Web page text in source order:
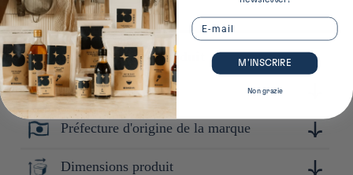
Plus de détails sur ce produit
Composition
porcelainePréfecture d'origine de la marque
Tokyo
Dimensions produit
Email
M’INSCRIRE
Non grazie